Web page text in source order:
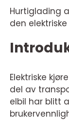
Hurtiglading
den
Elektriske
del av
elbil har blitt